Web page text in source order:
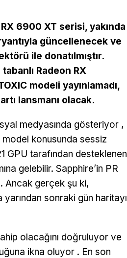
6900 XT serisi, yakında
güncellenecek ve
ile donatılmıştır.
Radeon RX
modeli yayınlamadı,
lansmanı olacak.
medyasında gösteriyor ,
konusunda sessiz
GPU tarafından desteklenen
gelebilir. Sapphire’in PR
Ancak gerçek şu ki,
sonraki gün haritayı
olacağını doğruluyor ve
ikna oluyor . En son